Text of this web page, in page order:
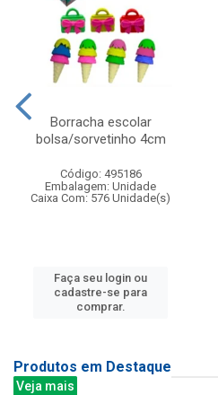
Borracha escolar
bolsa/sorvetinho 4cm
Código: 495186
Embalagem: Unidade
Caixa Com: 576 Unidade(s)
Faça seu login ou
cadastre-se para
comprar.
Produtos em Destaque
Veja mais